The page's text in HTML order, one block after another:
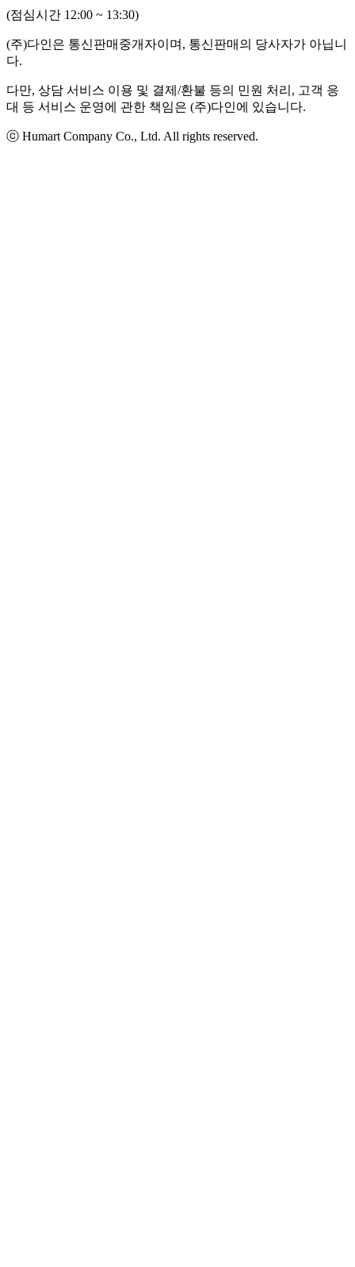
(점심시간 12:00 ~ 13:30)
(주)다인은 통신판매중개자이며, 통신판매의 당사자가 아닙니
다.
다만, 상담 서비스 이용 및 결제/환불 등의 민원 처리, 고객 응
대 등 서비스 운영에 관한 책임은 (주)다인에 있습니다.
ⓒ Humart Company Co., Ltd. All rights reserved.